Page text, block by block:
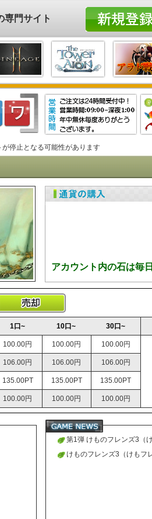
専門サイト
停止となる可能性があります
アカウント内の石は毎
1口~ 10口~ 30口~
100.00円 100.00円
100.00円
106.00円 106.00円 106.00円
135.00PT 135.00PT 135.00PT
100.00円 100.00円 100.00円
第1弾 けものフレンズ3（
初期アカウント入荷が入
けものフレンズ3（けもフ